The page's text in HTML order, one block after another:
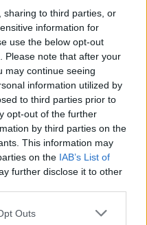
sharing to third parties, or
information for
use the below opt-out
Please note that after your
may continue seeing
information utilized by
to third parties prior to
opt-out of the further
by third parties on the
This information may
on the IAB’s List of
further disclose it to other
Outs
που επιδιώκει το
με την παρέμβαση στις
προστασία...